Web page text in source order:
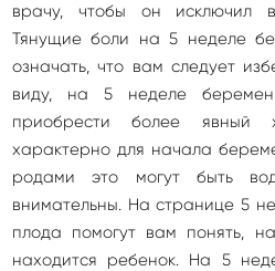
врачу, чтобы он исключил
Тянущие боли на 5 неделе
означать, что вам следует
виду, на 5 неделе
приобрести более явный
характерно для начала
родами это могут быть
внимательны. На странице 5
плода помогут вам понять,
находится ребенок. На 5